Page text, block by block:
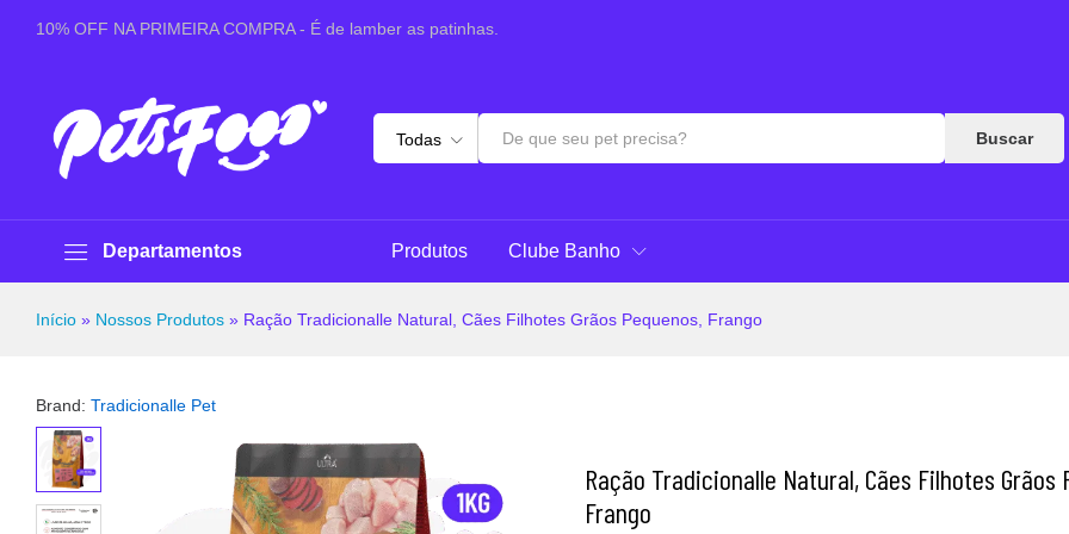
10% OFF NA PRIMEIRA COMPRA - É de lamber as patinhas.
Todas Buscar
Departamentos Produtos Clube Banho
Início » Nossos Produtos » Ração Tradicionalle Natural, Cães Filhotes Grãos Pequenos, Frango
Brand: Tradicionalle Pet
Ração Tradicionalle Natural, Cães Filhotes Grãos
Frango
Especificações Avaliações (0) Perguntas & Respostas